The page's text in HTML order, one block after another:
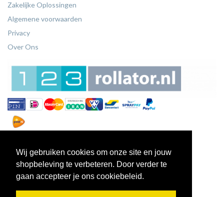
Wij gebruiken cookies om onze site en jouw
shopbeleving te verbeteren. Door verder te
gaan accepteer je ons cookiebeleid.
Zakelijke Oplossingen
Algemene voorwaarden
Privacy
Over Ons